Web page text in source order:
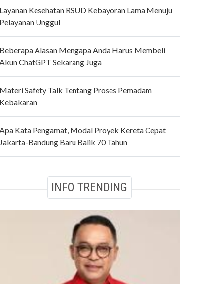
Kesehatan RSUD Kebayoran Lama Menuju
Unggul
Alasan Mengapa Anda Harus Membeli
ChatGPT Sekarang Juga
Safety Talk Tentang Proses Pemadam
Kata Pengamat, Modal Proyek Kereta Cepat
Bandung Baru Balik 70 Tahun
INFO TRENDING